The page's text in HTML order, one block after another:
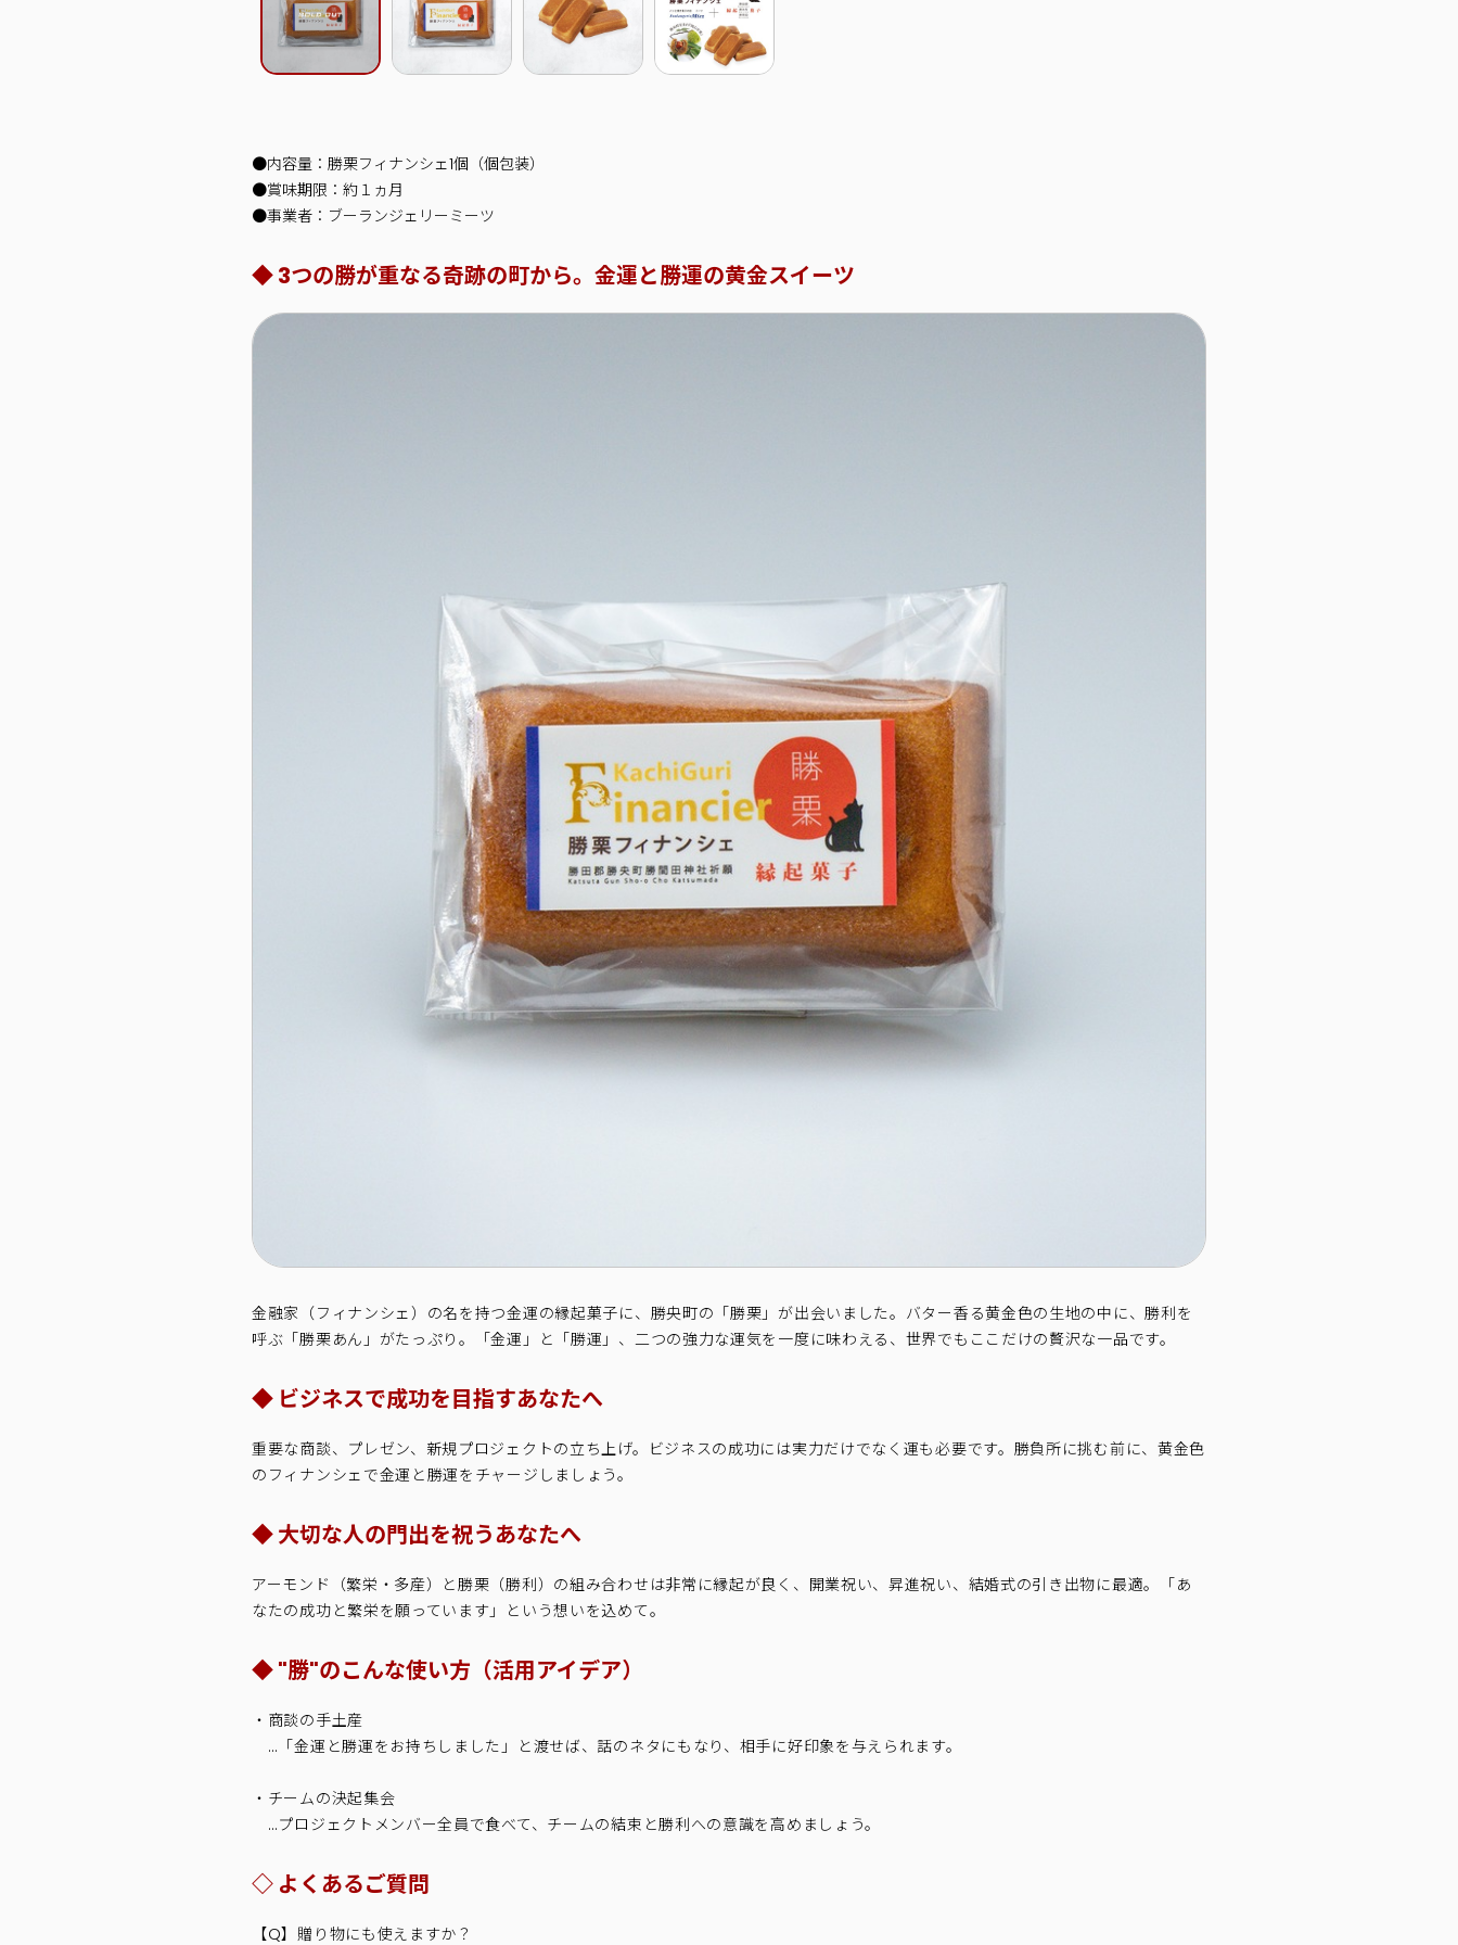
●内容量：勝栗フィナンシェ1個（個包装）
●賞味期限：約１ヵ月
●事業者：ブーランジェリーミーツ
◆ 3つの勝が重なる奇跡の町から。金運と勝運の黄金スイーツ
金融家（フィナンシェ）の名を持つ金運の縁起菓子に、勝央町の「勝栗」が出会いました。バター香る黄金色の生地の中に、勝利を
呼ぶ「勝栗あん」がたっぷり。「金運」と「勝運」、二つの強力な運気を一度に味わえる、世界でもここだけの贅沢な一品です。
◆ ビジネスで成功を目指すあなたへ
重要な商談、プレゼン、新規プロジェクトの立ち上げ。ビジネスの成功には実力だけでなく運も必要です。勝負所に挑む前に、黄金色
のフィナンシェで金運と勝運をチャージしましょう。
◆ 大切な人の門出を祝うあなたへ
アーモンド（繁栄・多産）と勝栗（勝利）の組み合わせは非常に縁起が良く、開業祝い、昇進祝い、結婚式の引き出物に最適。「あ
なたの成功と繁栄を願っています」という想いを込めて。
◆ "勝"のこんな使い方（活用アイデア）
・商談の手土産
…「金運と勝運をお持ちしました」と渡せば、話のネタにもなり、相手に好印象を与えられます。
・チームの決起集会
…プロジェクトメンバー全員で食べて、チームの結束と勝利への意識を高めましょう。
◇ よくあるご質問
【Q】贈り物にも使えますか？